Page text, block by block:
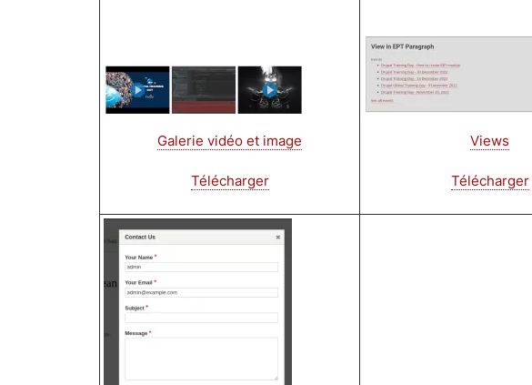
Image
Galerie vidéo et image
Télécharger
Image
Views
Télécharger
Image